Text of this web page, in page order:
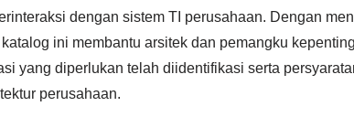
dengan sistem TI perusahaan. Dengan
ini membantu arsitek dan pemangku
yang diperlukan telah diidentifikasi serta
perusahaan.